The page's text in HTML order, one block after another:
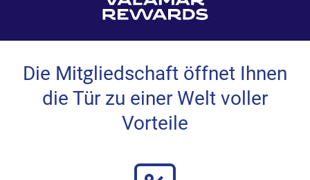
Die Mitgliedschaft öffnet Ihnen
die Tür zu einer Welt voller
Vorteile